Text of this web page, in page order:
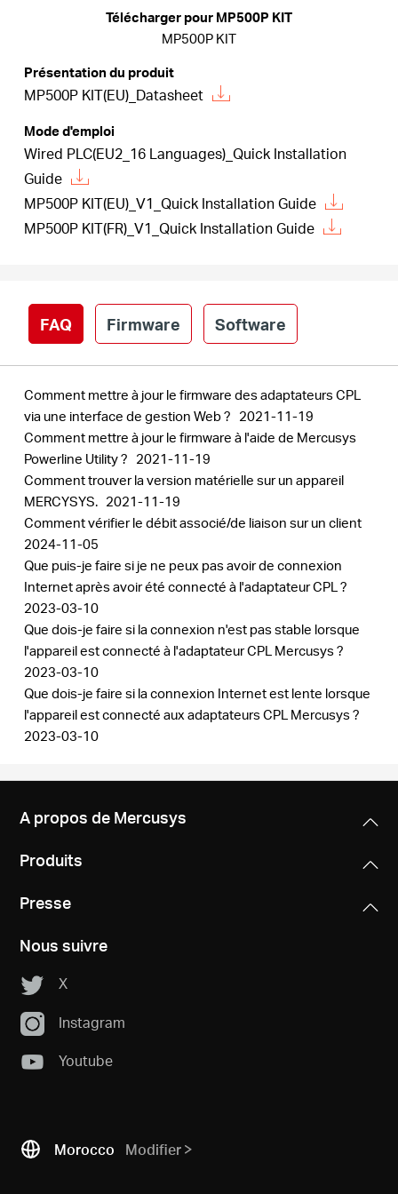
Morocco
Télécharger pour MP500P KIT
MP500P KIT
Présentation du produit
MP500P KIT(EU)_Datasheet
Mode d'emploi
Wired PLC(EU2_16 Languages)_Quick Installation
Guide
MP500P KIT(EU)_V1_Quick Installation Guide
MP500P KIT(FR)_V1_Quick Installation Guide
FAQ Firmware Software
Comment mettre à jour le firmware des adaptateurs CPL
via une interface de gestion Web ? 2021-11-19
Comment mettre à jour le firmware à l'aide de Mercusys
Powerline Utility ? 2021-11-19
Comment trouver la version matérielle sur un appareil
MERCYSYS. 2021-11-19
Comment vérifier le débit associé/de liaison sur un client
2024-11-05
Que puis-je faire si je ne peux pas avoir de connexion
Internet après avoir été connecté à l'adaptateur CPL ?
2023-03-10
Que dois-je faire si la connexion n'est pas stable lorsque
l'appareil est connecté à l'adaptateur CPL Mercusys ?
2023-03-10
Que dois-je faire si la connexion Internet est lente lorsque
l'appareil est connecté aux adaptateurs CPL Mercusys ?
2023-03-10
A propos de Mercusys
Produits
Presse
Nous suivre
X
Instagram
Youtube
Morocco Modifier